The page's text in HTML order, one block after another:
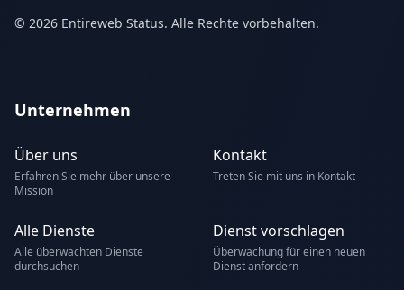
© 2026 Entireweb Status. Alle Rechte vorbehalten.
Unternehmen
Über uns
Erfahren Sie mehr über unsere
Mission
Kontakt
Treten Sie mit uns in Kontakt
Alle Dienste
Alle überwachten Dienste
durchsuchen
Dienst vorschlagen
Überwachung für einen neuen
Dienst anfordern